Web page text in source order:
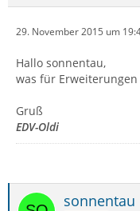
29. November 2015 um
Hallo sonnentau,
was für
Gruß
EDV-Oldi
sonnentau